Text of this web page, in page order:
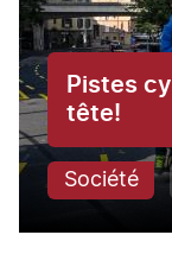
Pistes
tête!
Société